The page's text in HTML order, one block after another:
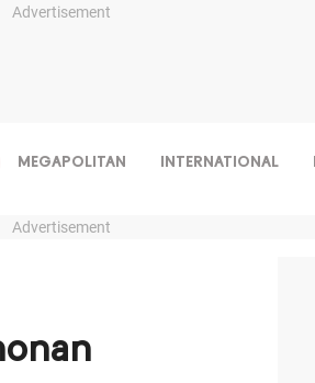
Advertisement
MEGAPOLITAN INTERNATIONAL
Advertisement